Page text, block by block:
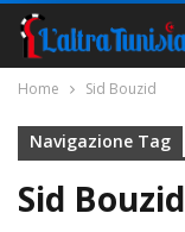
Home Sid Bouzid
Navigazione Tag
Sid Bouzid